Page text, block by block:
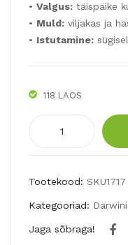
• Valgus: täispäike
• Muld: viljakas ja
• Istutamine: sügisel
118 LAOS
hübriidtulp
MYSTIC
7tk
Tootekood: SKU1717
Kategooriad:
Jaga sõbraga!